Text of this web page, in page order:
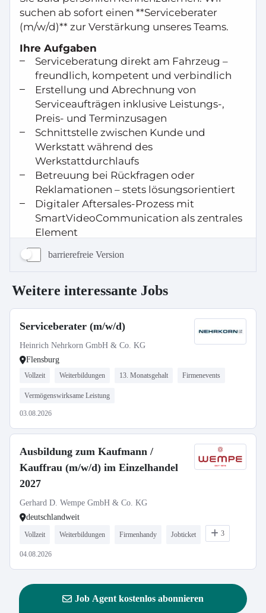
barrierefreie Version
Weitere interessante Jobs
Serviceberater (m/w/d)
Heinrich Nehrkorn GmbH & Co. KG
Flensburg
Vollzeit Weiterbildungen 13. Monatsgehalt Firmenevents
Vermögenswirksame Leistung
03.08.2026
Ausbildung zum Kaufmann /
Kauffrau (m/w/d) im Einzelhandel
2027
Gerhard D. Wempe GmbH & Co. KG
deutschlandweit
Vollzeit Weiterbildungen Firmenhandy Jobticket 3
04.08.2026
Job Agent kostenlos abonnieren